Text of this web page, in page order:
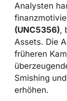
Analysten
(UNC5356),
Assets. Die
früheren
Smishing
erhöhen.